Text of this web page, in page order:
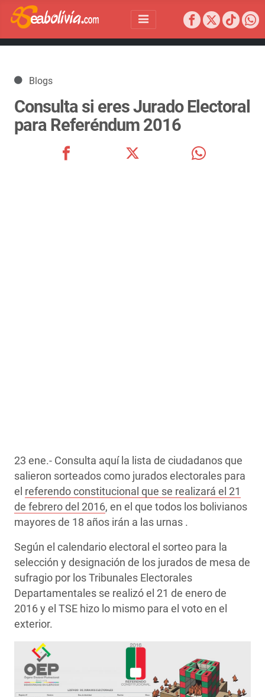
Detalles
Blogs
Consulta si eres Jurado Electoral
para Referéndum 2016
23 ene.- Consulta aquí la lista de ciudadanos que
salieron sorteados como jurados electorales para
el referendo constitucional que se realizará el 21
de febrero del 2016, en el que todos los bolivianos
mayores de 18 años irán a las urnas .
Según el calendario electoral el sorteo para la
selección y designación de los jurados de mesa de
sufragio por los Tribunales Electorales
Departamentales se realizó el 21 de enero de
2016 y el TSE hizo lo mismo para el voto en el
exterior.